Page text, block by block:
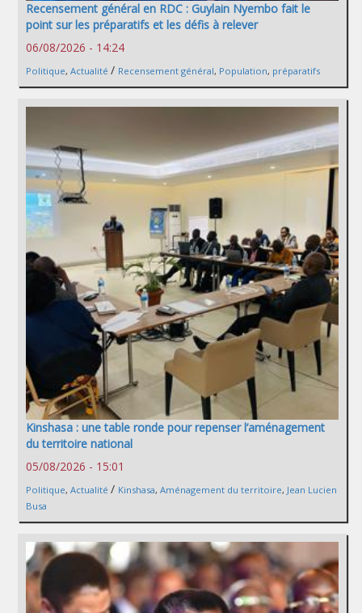
Recensement général en RDC : Guylain Nyembo fait le
point sur les préparatifs et les défis à relever
06/08/2026 - 14:24
Politique, Actualité / Recensement général, Population, préparatifs
Kinshasa : une table ronde pour repenser l’aménagement
du territoire national
05/08/2026 - 15:01
Politique, Actualité / Kinshasa, Aménagement du territoire, Jean Lucien
Busa